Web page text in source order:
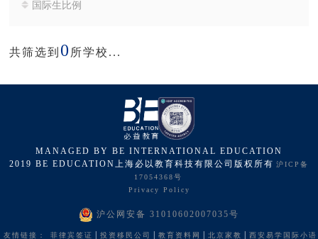
国际生比例
共筛选到 0 所学校...
MANAGED BY BE INTERNATIONAL EDUCATION
2019 BE EDUCATION上海必以教育科技有限公司版权所有 沪ICP备
17054368号
Privacy Policy
沪公网安备 31010602007035号
友情链接： 菲律宾签证 投资移民公司 教育资料网 北京家教 西安易学国际小语